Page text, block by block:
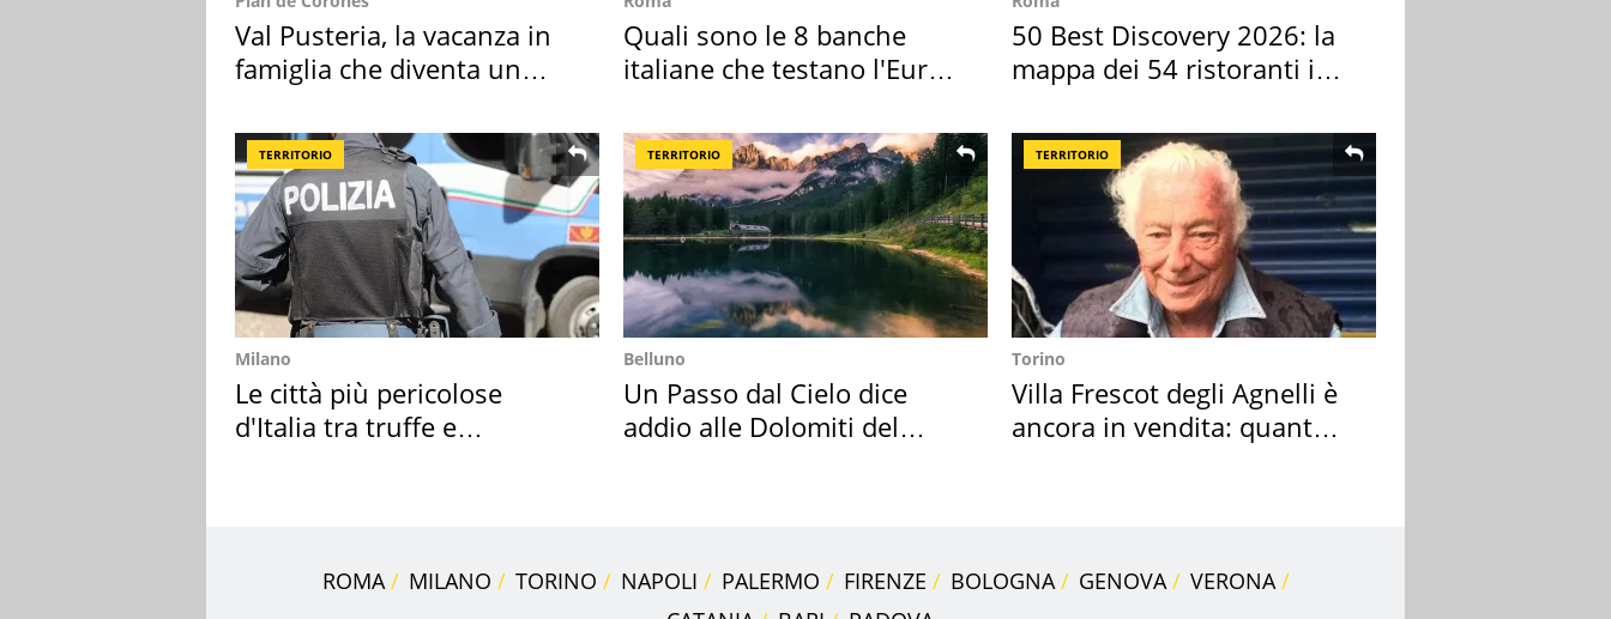
Val Pusteria, la vacanza in
famiglia che diventa un
Quali sono le 8 banche
italiane che testano l'Euro
50 Best Discovery 2026: la
mappa dei 54 ristoranti in
TERRITORIO
Milano
Le città più pericolose
d'Italia tra truffe e
TERRITORIO
Belluno
Un Passo dal Cielo dice
addio alle Dolomiti del
TERRITORIO
Torino
Villa Frescot degli Agnelli è
ancora in vendita: quanto
ROMA MILANO TORINO NAPOLI PALERMO FIRENZE BOLOGNA GENOVA
VERONA